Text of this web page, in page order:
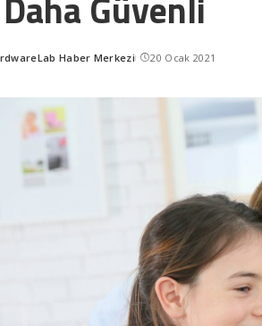
Haber Merkezi 20 Ocak 2021